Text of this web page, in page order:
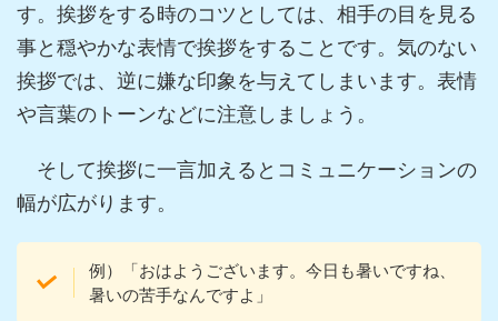
す。挨拶をする時のコツとしては、相手の目を見る
事と穏やかな表情で挨拶をすることです。気のない
挨拶では、逆に嫌な印象を与えてしまいます。表情
や言葉のトーンなどに注意しましょう。
そして挨拶に一言加えるとコミュニケーションの
幅が広がります。
例）「おはようございます。今日も暑いですね、
暑いの苦手なんですよ」